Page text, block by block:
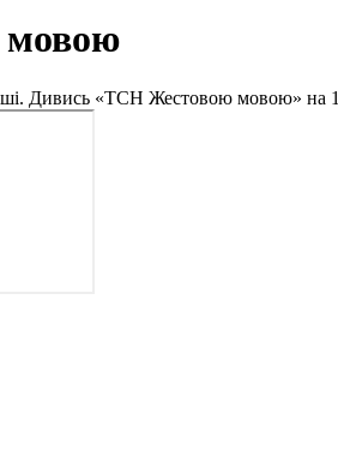
Дивись «ТСН Жестовою мовою» на